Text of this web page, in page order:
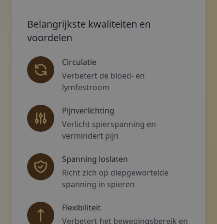
Belangrijkste kwaliteiten en
voordelen
Circulatie
Verbetert de bloed- en
lymfestroom
Pijnverlichting
Verlicht spierspanning en
vermindert pijn
Spanning loslaten
Richt zich op diepgewortelde
spanning in spieren
Flexibiliteit
Verbetert het bewegingsbereik en